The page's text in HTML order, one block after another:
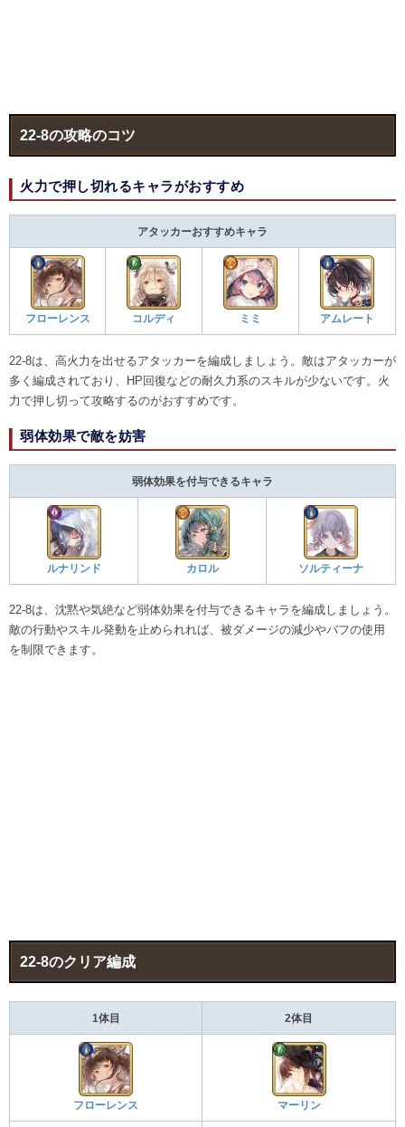
22-8の攻略のコツ
火力で押し切れるキャラがおすすめ
アタッカーおすすめキャラ
フローレンス コルディ ミミ アムレート
22-8は、高火力を出せるアタッカーを編成しましょう。敵はアタッカーが
多く編成されており、HP回復などの耐久力系のスキルが少ないです。火
力で押し切って攻略するのがおすすめです。
弱体効果で敵を妨害
弱体効果を付与できるキャラ
ルナリンド カロル ソルティーナ
22-8は、沈黙や気絶など弱体効果を付与できるキャラを編成しましょう。
敵の行動やスキル発動を止められれば、被ダメージの減少やバフの使用
を制限できます。
22-8のクリア編成
1体目 2体目
フローレンス マーリン